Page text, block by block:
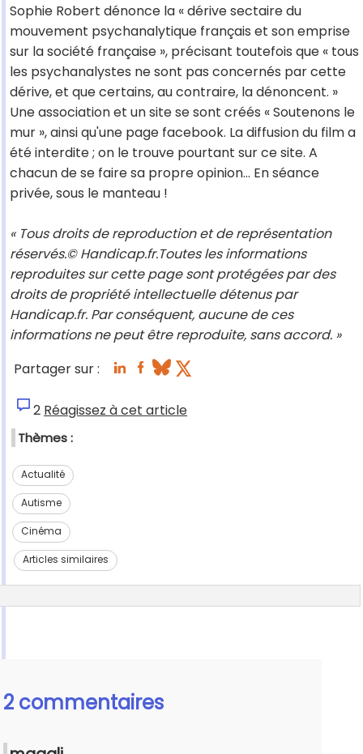
Sophie Robert dénonce la « dérive sectaire du
mouvement psychanalytique français et son emprise
sur la société française », précisant toutefois que « tous
les psychanalystes ne sont pas concernés par cette
dérive, et que certains, au contraire, la dénoncent. »
Une association et un site se sont créés « Soutenons le
mur », ainsi qu'une page facebook. La diffusion du film a
été interdite ; on le trouve pourtant sur ce site. A
chacun de se faire sa propre opinion... En séance
privée, sous le manteau !
« Tous droits de reproduction et de représentation
réservés.© Handicap.fr.Toutes les informations
reproduites sur cette page sont protégées par des
droits de propriété intellectuelle détenus par
Handicap.fr. Par conséquent, aucune de ces
informations ne peut être reproduite, sans accord. »
Partager sur :
2 Réagissez à cet article
Thèmes :
Actualité
Autisme
Cinéma
Articles similaires
2 commentaires